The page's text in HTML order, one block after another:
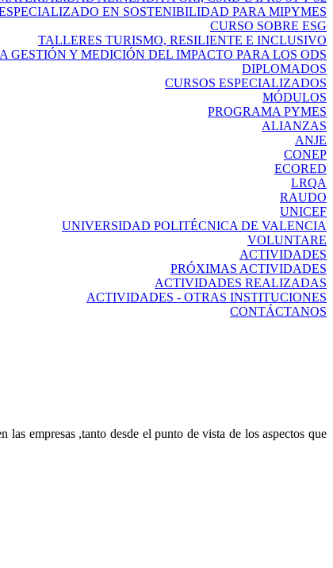
EN SOSTENIBILIDAD PARA MIPYMES
CURSO SOBRE ESG
TALLERES TURISMO, RESILIENTE E INCLUSIVO
GESTIÓN Y MEDICIÓN DEL IMPACTO PARA LOS ODS
DIPLOMADOS
CURSOS ESPECIALIZADOS
MÓDULOS
PROGRAMA PYMES
ALIANZAS
ANJE
CONEP
ECORED
LRQA
RAUDO
UNICEF
UNIVERSIDAD POLITÉCNICA DE VALENCIA
VOLUNTARE
ACTIVIDADES
PRÓXIMAS ACTIVIDADES
ACTIVIDADES REALIZADAS
ACTIVIDADES - OTRAS INSTITUCIONES
CONTÁCTANOS
empresas ,tanto desde el punto de vista de los aspectos que